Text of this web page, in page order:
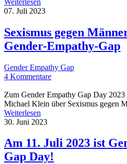
07. Juli 2023
Sexismus gegen
Gender-Empathy-Gap
Gender Empathy Gap
4 Kommentare
Zum Gender Empathy Gap Day
Michael Klein über Sexismus gegen
Weiterlesen
30. Juni 2023
Am 11. Juli 2023 ist
Gap Day!